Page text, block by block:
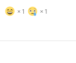
1 1